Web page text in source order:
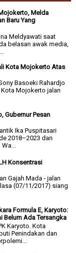
Melda
Baru Yang
Meldyawati saat
belasan awak media,
Kota Mojokerto Atas
Basoeki Rahardjo
Mojokerto jalan
Gubernur Pesan
Ika Puspitasari
2018–2023 dan
Konsentrasi
Gajah Mada - jalan
(07/11/2017) siang
Formula E, Karyoto:
Belum Ada Tersangka
Karyoto. Kota
Penindakan dan